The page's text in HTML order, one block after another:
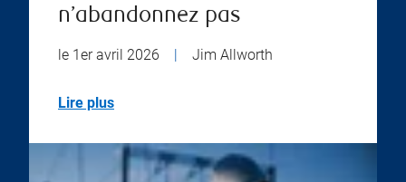
n’abandonnez pas
le 1er avril 2026 | Jim Allworth
Lire plus